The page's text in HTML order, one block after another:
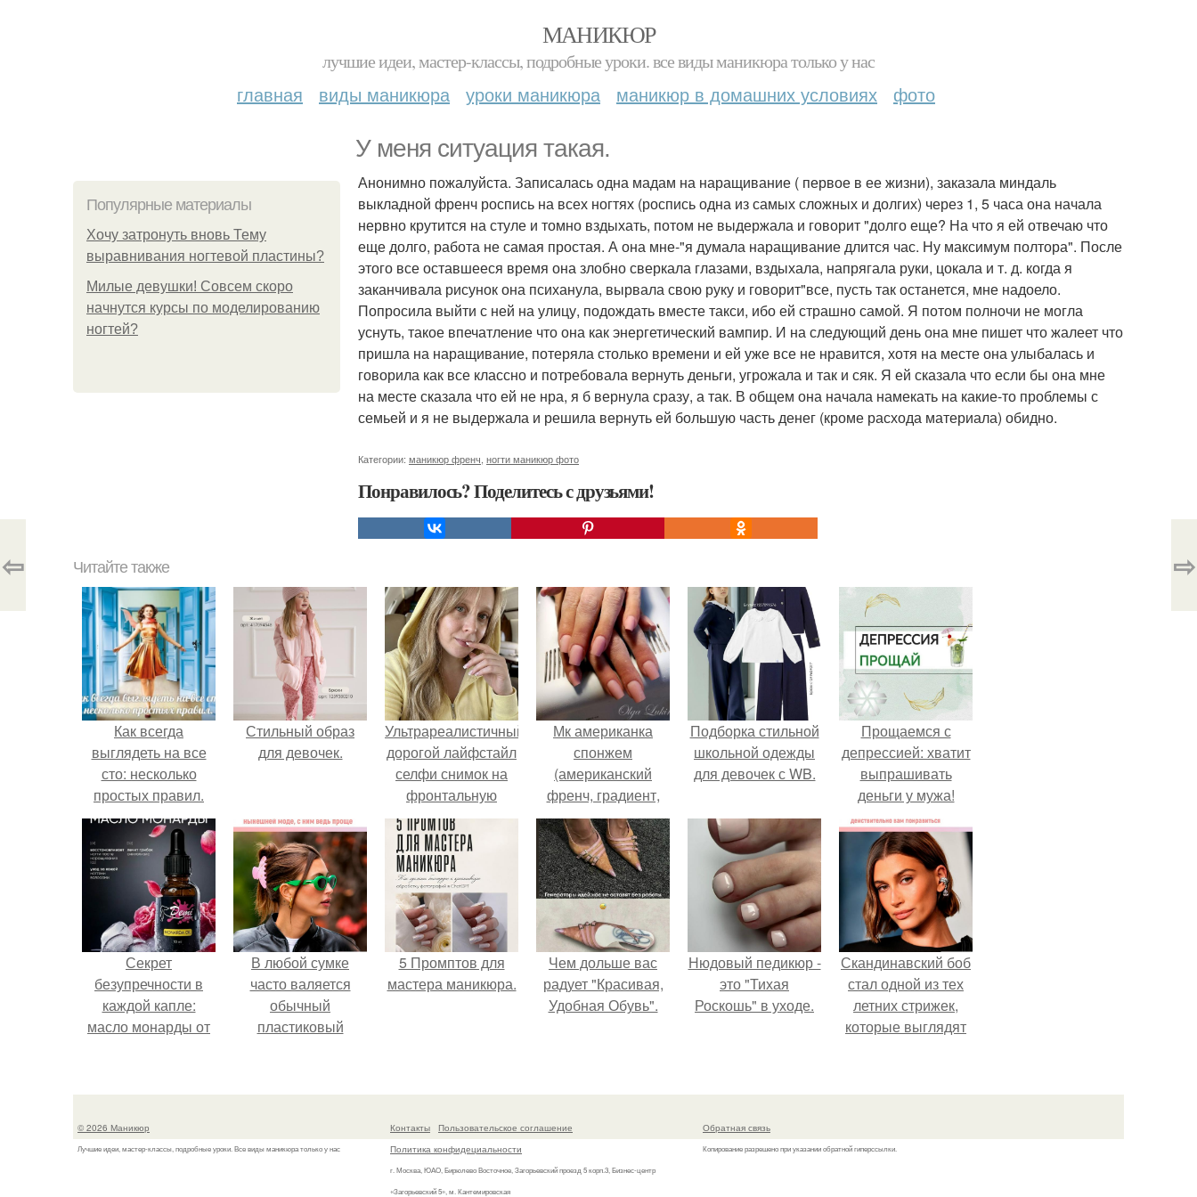
МАНИКЮР
лучшие идеи, мастер-классы, подробные уроки. все виды маникюра только у нас
главная виды маникюра уроки маникюра маникюр в домашних условиях фото
У меня ситуация такая.
Популярные материалы
Хочу затронуть вновь Тему
выравнивания ногтевой пластины?
Милые девушки! Совсем скоро
начнутся курсы по моделированию
ногтей?
Анонимно пожалуйста. Записалась одна мадам на наращивание ( первое в ее жизни), заказала миндаль
выкладной френч роспись на всех ногтях (роспись одна из самых сложных и долгих) через 1, 5 часа она начала
нервно крутится на стуле и томно вздыхать, потом не выдержала и говорит "долго еще? На что я ей отвечаю что
еще долго, работа не самая простая. А она мне-"я думала наращивание длится час. Ну максимум полтора". После
этого все оставшееся время она злобно сверкала глазами, вздыхала, напрягала руки, цокала и т. д. когда я
заканчивала рисунок она психанула, вырвала свою руку и говорит"все, пусть так останется, мне надоело.
Попросила выйти с ней на улицу, подождать вместе такси, ибо ей страшно самой. Я потом полночи не могла
уснуть, такое впечатление что она как энергетический вампир. И на следующий день она мне пишет что жалеет что
пришла на наращивание, потеряла столько времени и ей уже все не нравится, хотя на месте она улыбалась и
говорила как все классно и потребовала вернуть деньги, угрожала и так и сяк. Я ей сказала что если бы она мне
на месте сказала что ей не нра, я б вернула сразу, а так. В общем она начала намекать на какие-то проблемы с
семьей и я не выдержала и решила вернуть ей большую часть денег (кроме расхода материала) обидно.
Категории: маникюр френч ногти маникюр фото
Понравилось? Поделитесь с друзьями!
⇦ ⇨
Читайте также
Как всегда
выглядеть на все
сто: несколько
простых правил.
Стильный образ
для девочек.
Ультрареалистичный
дорогой лайфстайл
селфи снимок на
фронтальную
камеру.
Мк американка
спонжем
(американский
френч, градиент,
омбре).
Подборка стильной
школьной одежды
для девочек с WB.
Прощаемся с
депрессией: хватит
выпрашивать
деньги у мужа!
Секрет
безупречности в
каждой капле:
масло монарды от
В любой сумке
часто валяется
обычный
пластиковый
5 Промптов для
мастера маникюра.
Чем дольше вас
радует "Красивая,
Удобная Обувь".
Нюдовый педикюр -
это "Тихая
Роскошь" в уходе.
Скандинавский боб
стал одной из тех
летних стрижек,
которые выглядят
© 2026 Маникюр
Лучшие идеи, мастер-классы, подробные уроки. Все виды маникюра только у нас
Контакты
Пользовательское соглашение
Политика конфидециальности
г. Москва, ЮАО, Бирюлево Восточное, Загорьевский проезд 5 корп.3, Бизнес-центр
«Загорьевский 5», м. Кантемировская
Обратная связь
Копирование разрешено при указании обратной гиперссылки.